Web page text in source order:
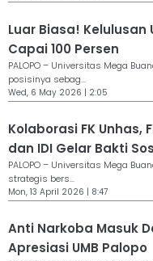
Luar Biasa! Kelulusan
Capai 100 Persen
PALOPO – Universitas Mega
posisinya sebag...
Wed, 6 May 2026 | 2:05
Kolaborasi FK Unhas,
dan IDI Gelar Bakti
PALOPO – Universitas Mega
strategis bers...
Mon, 13 April 2026 | 8:47
Anti Narkoba Masuk
Apresiasi UMB Palopo